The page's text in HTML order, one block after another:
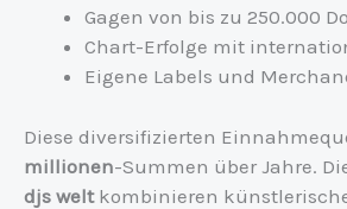
Gagen von bis zu 250.000
Chart-Erfolge mit
Eigene Labels und
Diese diversifizierten
millionen-Summen über Jahre.
djs weltkombinieren